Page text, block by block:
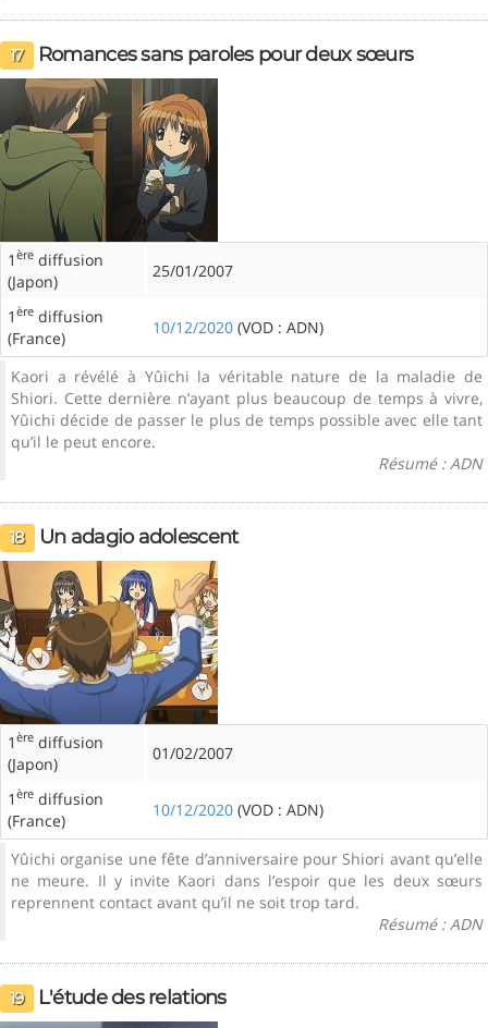
17 Romances sans paroles pour deux sœurs
1 ère diffusion
(Japon)
25/01/2007
1 ère diffusion
(France)
10/12/2020 (VOD : ADN)
Kaori a révélé à Yûichi la véritable nature de la maladie de
Shiori. Cette dernière n’ayant plus beaucoup de temps à vivre,
Yûichi décide de passer le plus de temps possible avec elle tant
qu’il le peut encore.
Résumé : ADN
18 Un adagio adolescent
1 ère diffusion
(Japon)
01/02/2007
1 ère diffusion
(France)
10/12/2020 (VOD : ADN)
Yûichi organise une fête d’anniversaire pour Shiori avant qu’elle
ne meure. Il y invite Kaori dans l’espoir que les deux sœurs
reprennent contact avant qu’il ne soit trop tard.
Résumé : ADN
19 L'étude des relations